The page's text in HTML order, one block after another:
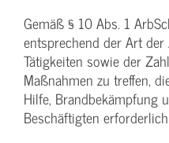
Gemäß § 10 Abs. 1
entsprechend der Art
Tätigkeiten sowie der
Maßnahmen zu treffen,
Hilfe, Brandbekämpfung
Beschäftigten